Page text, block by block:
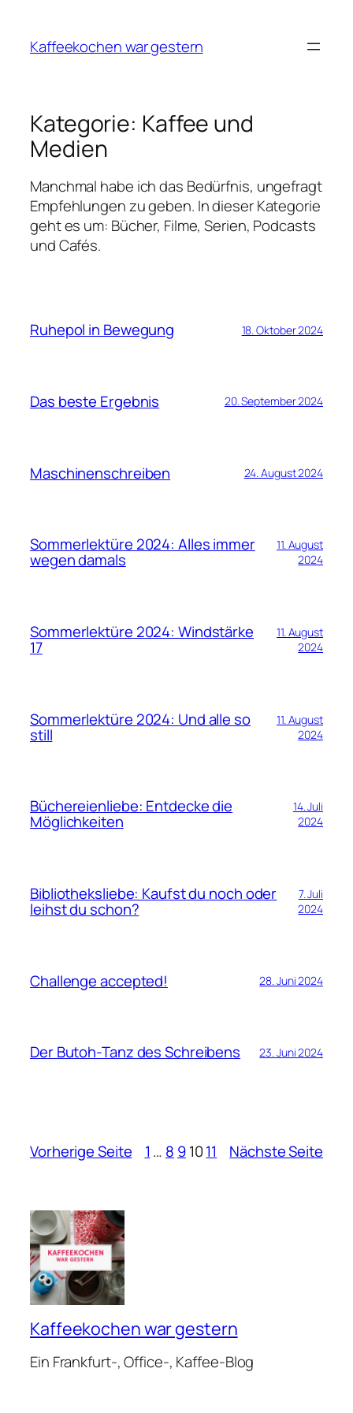
springen
Kaffeekochen war gestern
Kategorie: Kaffee und
Medien
Manchmal habe ich das Bedürfnis, ungefragt
Empfehlungen zu geben. In dieser Kategorie
geht es um: Bücher, Filme, Serien, Podcasts
und Cafés.
Ruhepol in Bewegung 18. Oktober 2024
Das beste Ergebnis 20. September 2024
Maschinenschreiben 24. August 2024
Sommerlektüre 2024: Alles immer
wegen damals
11. August
2024
Sommerlektüre 2024: Windstärke
17
11. August
2024
Sommerlektüre 2024: Und alle so
still
11. August
2024
Büchereienliebe: Entdecke die
Möglichkeiten
14. Juli
2024
Bibliotheksliebe: Kaufst du noch oder
leihst du schon?
7. Juli
2024
Challenge accepted! 28. Juni 2024
Der Butoh-Tanz des Schreibens 23. Juni 2024
Vorherige Seite 1 … 8 91011 Nächste Seite
Kaffeekochen war gestern
Ein Frankfurt-, Office-, Kaffee-Blog